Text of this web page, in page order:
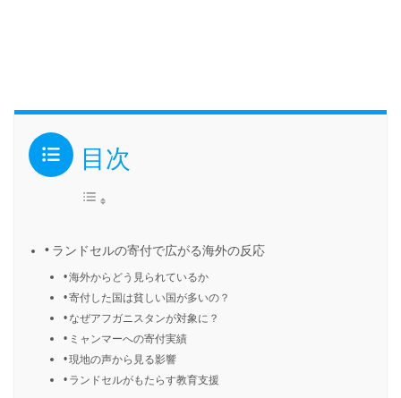
目次
ランドセルの寄付で広がる海外の反応
海外からどう見られているか
寄付した国は貧しい国が多いの？
なぜアフガニスタンが対象に？
ミャンマーへの寄付実績
現地の声から見る影響
ランドセルがもたらす教育支援